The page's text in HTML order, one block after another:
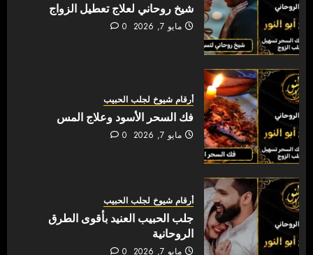
شيخ روحاني لعلاج تعطيل الزواج
مايو 7, 2026 0
أرقام شيوخ لجلب الحبيب
فك السحر الأسود وعلاج المس
مايو 7, 2026 0
أرقام شيوخ لجلب الحبيب
جلب الحبيب العنيد بأقوى الطرق
الروحانية
مايو 7, 2026 0